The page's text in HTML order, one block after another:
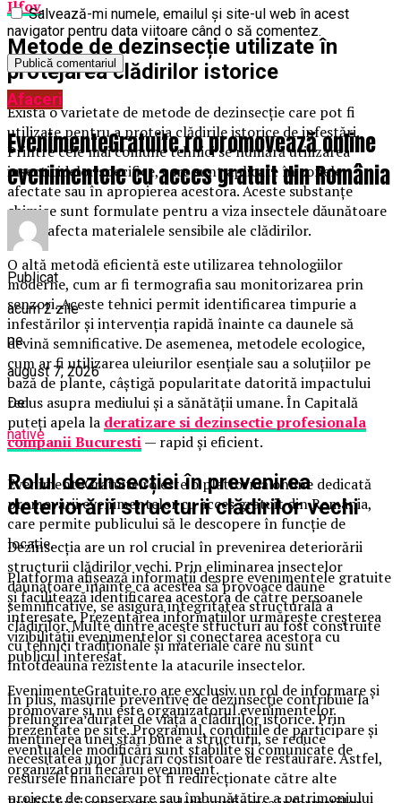
Ilfov.
Metode de dezinsecție utilizate în
protejarea clădirilor istorice
Există o varietate de metode de dezinsecție care pot fi
utilizate pentru a proteja clădirile istorice de infestări.
Printre cele mai comune tehnici se numără utilizarea
insecticidelor specifice, care sunt aplicate în zonele
afectate sau în apropierea acestora. Aceste substanțe
chimice sunt formulate pentru a viza insectele dăunătoare
fără a afecta materialele sensibile ale clădirilor.
O altă metodă eficientă este utilizarea tehnologiilor
moderne, cum ar fi termografia sau monitorizarea prin
senzori. Aceste tehnici permit identificarea timpurie a
infestărilor și intervenția rapidă înainte ca daunele să
devină semnificative. De asemenea, metodele ecologice,
cum ar fi utilizarea uleiurilor esențiale sau a soluțiilor pe
bază de plante, câștigă popularitate datorită impactului
redus asupra mediului și a sănătății umane. În Capitală
puteți apela la deratizare si dezinsectie profesionala
companii Bucuresti— rapid și eficient.
Rolul dezinsecției în prevenirea
deteriorării structurii clădirilor vechi
Dezinsecția are un rol crucial în prevenirea deteriorării
structurii clădirilor vechi. Prin eliminarea insectelor
dăunătoare înainte ca acestea să provoace daune
semnificative, se asigură integritatea structurală a
clădirilor. Multe dintre aceste structuri au fost construite
cu tehnici tradiționale și materiale care nu sunt
întotdeauna rezistente la atacurile insectelor.
În plus, măsurile preventive de dezinsecție contribuie la
prelungirea duratei de viață a clădirilor istorice. Prin
menținerea unei stări bune a structurii, se reduce
necesitatea unor lucrări costisitoare de restaurare. Astfel,
resursele financiare pot fi redirecționate către alte
proiecte de conservare sau îmbunătățire a patrimoniului
Salvează-mi numele, emailul și site-ul web în acest
navigator pentru data viitoare când o să comentez.
Afaceri
EvenimenteGratuite.ro promovează online
evenimentele cu acces gratuit din România
Publicat
acum 2 zile
pe
august 7, 2026
De
native
EvenimenteGratuite.ro este o platformă online dedicată
promovării evenimentelor cu acces gratuit din România,
care permite publicului să le descopere în funcție de
locație.
Platforma afișează informații despre evenimentele gratuite
și facilitează identificarea acestora de către persoanele
interesate. Prezentarea informațiilor urmărește creșterea
vizibilității evenimentelor și conectarea acestora cu
publicul interesat.
EvenimenteGratuite.ro are exclusiv un rol de informare și
promovare și nu este organizatorul evenimentelor
prezentate pe site. Programul, condițiile de participare și
eventualele modificări sunt stabilite și comunicate de
organizatorii fiecărui eveniment.